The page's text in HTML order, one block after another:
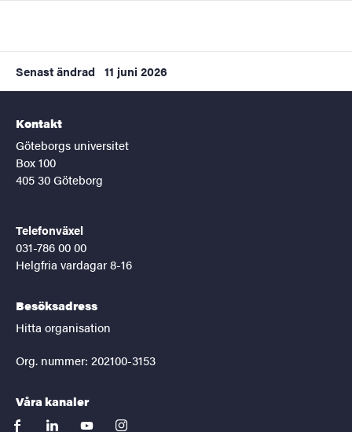
Senast ändrad 11 juni 2026
Kontakt
Göteborgs universitet
Box 100
405 30 Göteborg
Telefonväxel
031-786 00 00
Helgfria vardagar 8-16
Besöksadress
Hitta organisation
Org. nummer: 202100-3153
Våra kanaler